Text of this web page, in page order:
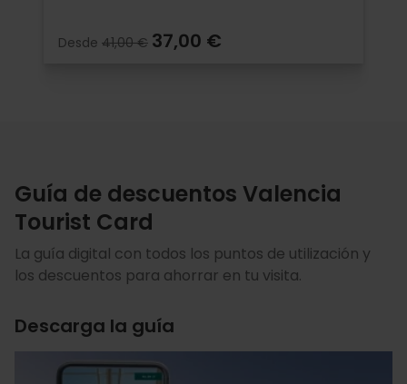
Desde 41,00 € 37,00 €
Guía de descuentos Valencia
Tourist Card
La guía digital con todos los puntos de utilización y
los descuentos para ahorrar en tu visita.
Descarga la guía